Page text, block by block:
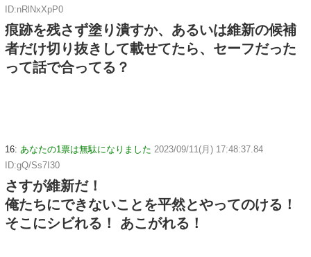
ID:nRlNxXpP0
痕跡を残さず塗り潰すか、あるいは維新の候補
者だけ切り抜きして載せてたら、セーフだった
って話で合ってる？
16: あなたの1票は無駄になりました 2023/09/11(月) 17:48:37.84
ID:gQ/Ss7I30
さすが維新だ！
俺たちにできないことを平然とやってのける！
そこにシビれる！ あこがれる！